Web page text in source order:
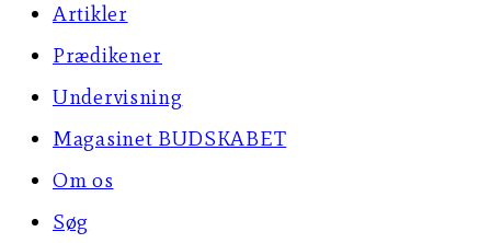
Artikler
Prædikener
Undervisning
Magasinet BUDSKABET
Om os
Søg